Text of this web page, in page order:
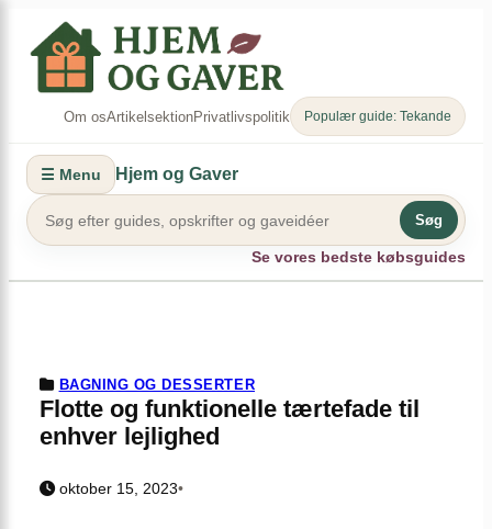
indhold
Om osArtikelsektionPrivatlivspolitik Populær guide: Tekande
☰ Menu Hjem og Gaver
Søg
Se vores bedste købsguides
BAGNING OG DESSERTER
Flotte og funktionelle tærtefade til
enhver lejlighed
oktober 15, 2023•